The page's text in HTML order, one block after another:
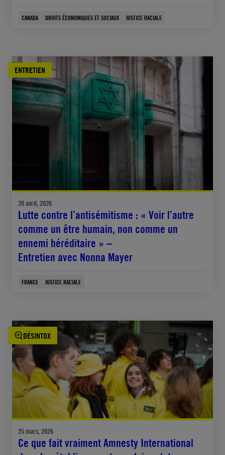
CANADA DROITS ÉCONOMIQUES ET SOCIAUX JUSTICE RACIALE
ENTRETIEN
20 avril, 2026
Lutte contre l’antisémitisme : « Voir l’autre
comme un être humain, non comme un
ennemi héréditaire » –
Entretien avec Nonna Mayer
FRANCE JUSTICE RACIALE
DÉSINTOX
25 mars, 2026
Ce que fait vraiment Amnesty International